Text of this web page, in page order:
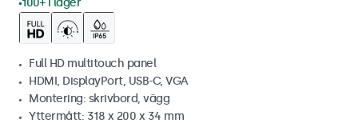
100+ i lager
Full HD multitouch panel
HDMI, DisplayPort, USB-C, VGA
Montering: skrivbord, vägg
Yttermått: 318 x 200 x 34 mm